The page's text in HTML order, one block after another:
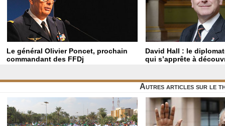
Le général Olivier Poncet, prochain
commandant des FFDj
David Hall : le
qui s’apprête à
Autres articles sur le